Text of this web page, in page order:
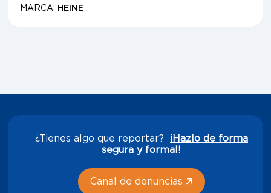
MARCA: HEINE
¿Tienes algo que reportar? ¡Hazlo de forma
segura y formal!
Canal de denuncias